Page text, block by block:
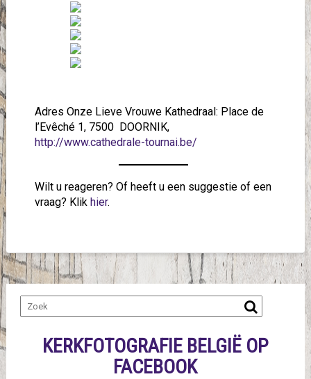
Adres Onze Lieve Vrouwe Kathedraal: Place de
l’Evêché 1, 7500 DOORNIK,
http://www.cathedrale-tournai.be/
Wilt u reageren? Of heeft u een suggestie of een
vraag? Klik hier.
KERKFOTOGRAFIE BELGIË OP
FACEBOOK